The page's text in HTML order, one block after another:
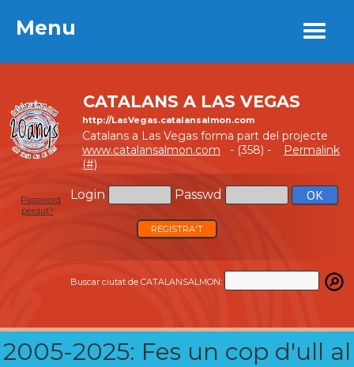
Menu
CATALANS A LAS VEGAS
http://LasVegas.catalansalmon.com
Catalans a Las Vegas forma part del projecte
www.catalansalmon.com - (358) -
Permalink
(#)
Login Passwd
Password
perdut?
REGISTRA'T
Buscar ciutat de CATALANSALMON:
2005-2025: Fes un cop d'ull al
Menu